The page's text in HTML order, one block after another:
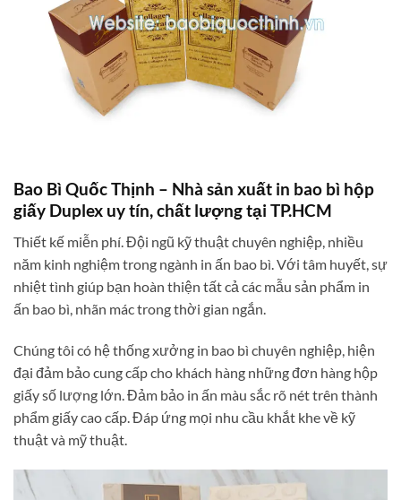
Bao Bì Quốc Thịnh – Nhà sản xuất in bao bì hộp
giấy Duplex uy tín, chất lượng tại TP.HCM
Thiết kế miễn phí. Đội ngũ kỹ thuật chuyên nghiệp, nhiều
năm kinh nghiệm trong ngành in ấn bao bì. Với tâm huyết, sự
nhiệt tình giúp bạn hoàn thiện tất cả các mẫu sản phẩm in
ấn bao bì, nhãn mác trong thời gian ngắn.
Chúng tôi có hệ thống xưởng in bao bì chuyên nghiệp, hiện
đại đảm bảo cung cấp cho khách hàng những đơn hàng hộp
giấy số lượng lớn. Đảm bảo in ấn màu sắc rõ nét trên thành
phẩm giấy cao cấp. Đáp ứng mọi nhu cầu khắt khe về kỹ
thuật và mỹ thuật.